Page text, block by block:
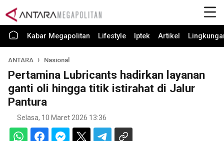
Kabar Megapolitan Lifestyle Iptek Artikel
ANTARA Nasional
Pertamina Lubricants hadirkan layanan
ganti oli hingga titik istirahat di Jalur
Pantura
Selasa, 10 Maret 2026 13:36